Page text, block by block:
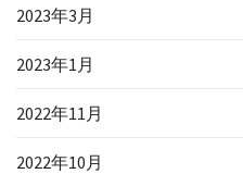
2023年3月
2023年1月
2022年11月
2022年10月